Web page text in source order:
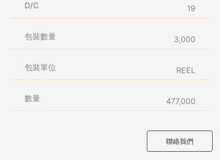
D/C 19
包裝數量 3,000
包裝單位 REEL
數量 477,000
聯絡我們